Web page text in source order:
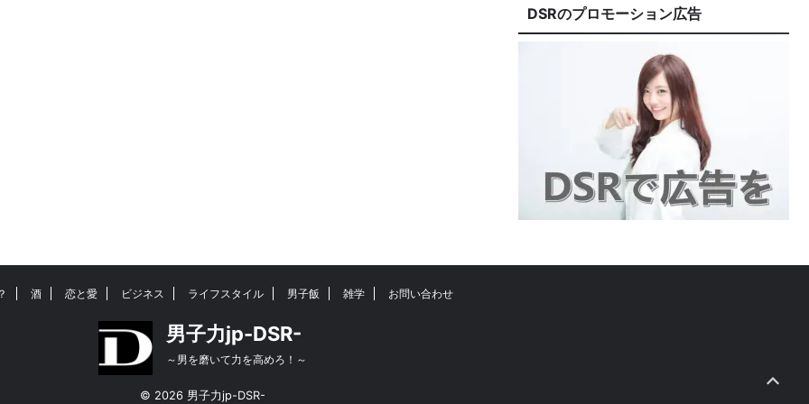
DSRのプロモーション広告
酒 恋と愛 ビジネス ライフスタイル 男子飯 雑学 お問い合わせ
男子力jp-DSR-
～男を磨いて力を高めろ！～
© 2026 男子力jp-DSR-